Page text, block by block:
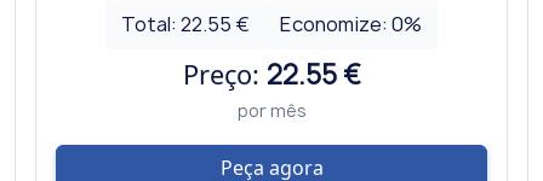
Total: 22.55 € Economize:0%
Preço: 22.55 €
por mês
Peça agora